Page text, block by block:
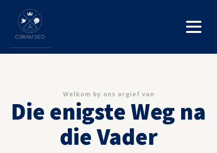
Welkom by ons argief van
Die enigste Weg na
die Vader